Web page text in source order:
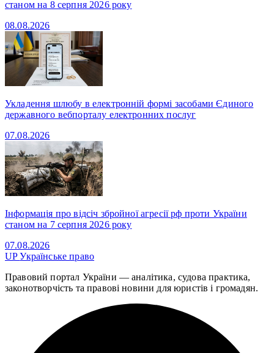
станом на 8 серпня 2026 року
08.08.2026
Укладення шлюбу в електронній формі засобами Єдиного
державного вебпорталу електронних послуг
07.08.2026
Інформація про відсіч збройної агресії рф проти України
станом на 7 серпня 2026 року
07.08.2026
UPУкраїнське право
Правовий портал України — аналітика, судова практика,
законотворчість та правові новини для юристів і громадян.